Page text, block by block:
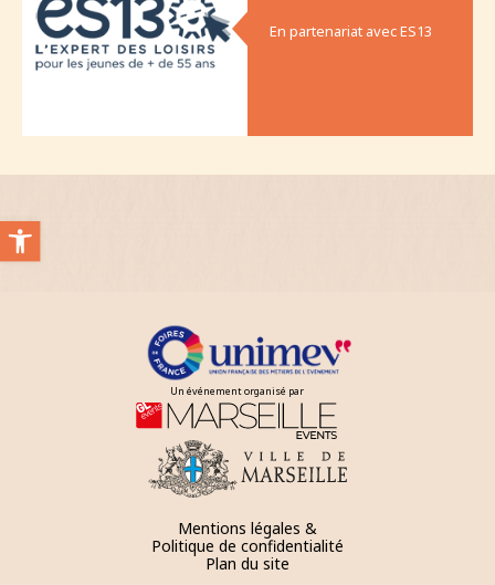
Ouvrir la barre d’outils
En partenariat avec ES13
Un événement organisé par
Mentions légales &
Politique de confidentialité
Plan du site